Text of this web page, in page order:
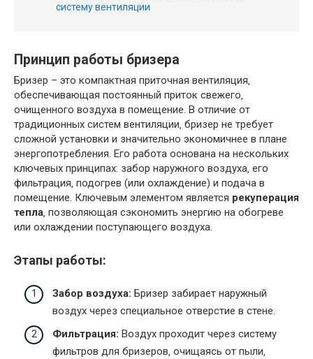
систему вентиляции
Принцип работы бризера
Бризер – это компактная приточная вентиляция‚
обеспечивающая постоянный приток свежего‚
очищенного воздуха в помещение. В отличие от
традиционных систем вентиляции‚ бризер не требует
сложной установки и значительно экономичнее в плане
энергопотребления. Его работа основана на нескольких
ключевых принципах: забор наружного воздуха‚ его
фильтрация‚ подогрев (или охлаждение) и подача в
помещение. Ключевым элементом является рекуперация
тепла‚ позволяющая сэкономить энергию на обогреве
или охлаждении поступающего воздуха.
Этапы работы:
Забор воздуха: Бризер забирает наружный
воздух через специальное отверстие в стене.
Фильтрация: Воздух проходит через систему
фильтров для бризеров‚ очищаясь от пыли‚